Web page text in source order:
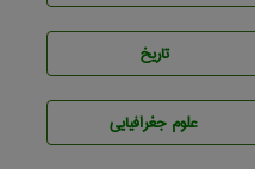
تاريخ
علوم جغرافيايی